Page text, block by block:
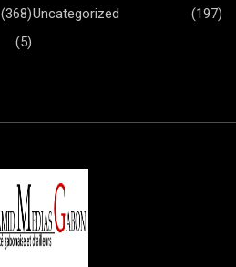
(368)Uncategorized
(197)
(5)